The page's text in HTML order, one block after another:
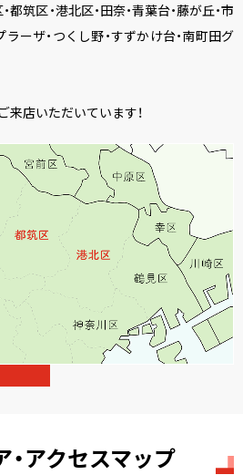
筑区・港北区・田奈・青葉台・藤が丘・市
ラーザ・つくし野・すずかけ台・南町田グ
店いただいています！
アクセスマップ